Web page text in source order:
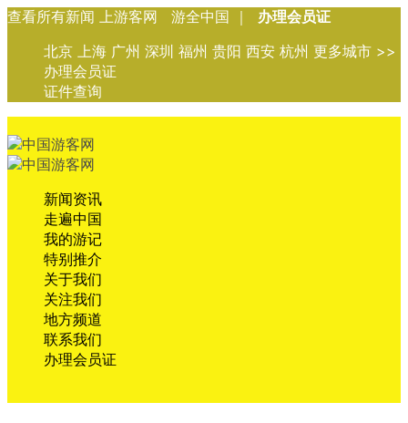
查看所有新闻 上游客网 游全中国 ｜
办理会员证
北京 上海 广州 深圳 福州 贵阳 西安 杭州 更多城市 >>
办理会员证
证件查询
新闻资讯
走遍中国
我的游记
特别推介
关于我们
关注我们
地方频道
联系我们
办理会员证